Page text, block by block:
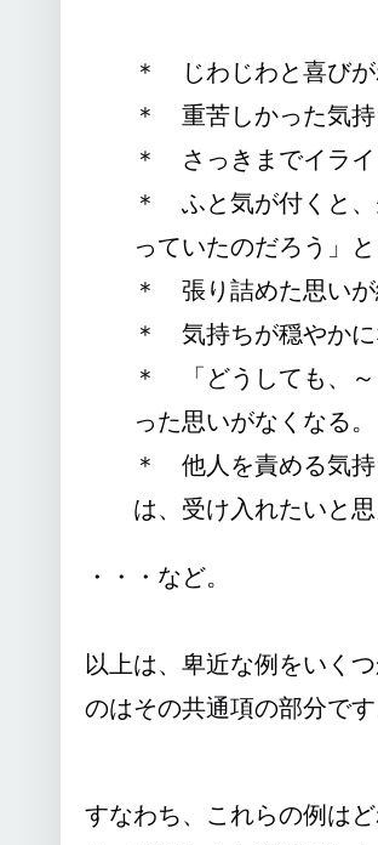
＊ じわじわと喜びが
＊ 重苦しかった気持
＊ さっきまでイライ
＊ ふと気が付くと
っていたのだろう」と
＊ 張り詰めた思いが
＊ 気持ちが穏やかに
＊ 「どうしても、
った思いがなくなる。
＊ 他人を責める気
は、受け入れたいと思
・・・など。
以上は、卑近な例をいく
のはその共通項の部分です
すなわち、これらの例は